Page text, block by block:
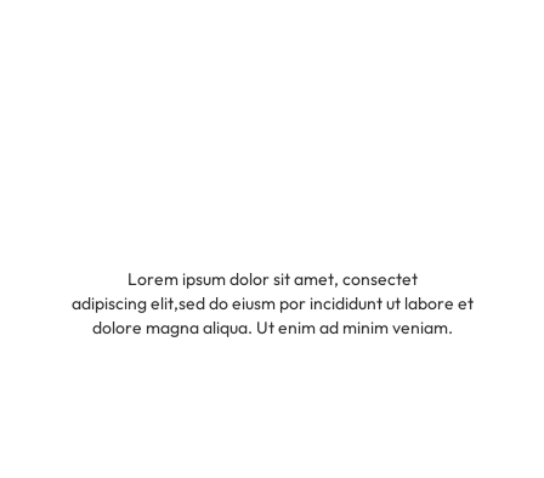
Lorem ipsum dolor sit amet, consectet
adipiscing elit,sed do eiusm por incididunt ut labore et
dolore magna aliqua. Ut enim ad minim veniam.